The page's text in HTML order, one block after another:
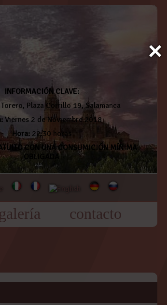
galería contacto
×
INFORMACIÓN CLAVE:
Plaza Corrillo 19, Salamanca
Viernes 2 de Noviembre 2018
Hora:22:30 horas
CON UNA CONSUMICIÓN MÍNIMA
OBLIGADA